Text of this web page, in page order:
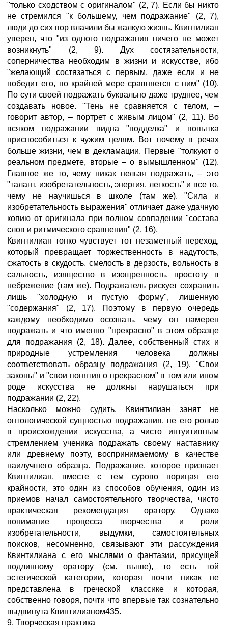
"только сходством с оригиналом" (2, 7). Если бы никто
не стремился "к большему, чем подражание" (2, 7),
люди до сих пор влачили бы жалкую жизнь. Квинтилиан
уверен, что "из одного подражания ничего не может
возникнуть" (2, 9). Дух состязательности,
соперничества необходим в жизни и искусстве, ибо
"желающий состязаться с первым, даже если и не
победит его, по крайней мере сравняется с ним" (10).
По сути своей подражать буквально даже труднее, чем
создавать новое. "Тень не сравняется с телом, –
говорит автор, – портрет с живым лицом" (2, 11). Во
всяком подражании видна "подделка" и попытка
приспособиться к чужим целям. Вот почему в речах
больше жизни, чем в декламации. Первые "толкуют о
реальном предмете, вторые – о вымышленном" (12).
Главное же то, чему никак нельзя подражать, – это
"талант, изобретательность, энергия, легкость" и все то,
чему не научишься в школе (там же). "Сила и
изобретательность выражения" отличает даже удачную
копию от оригинала при полном совпадении "состава
слов и ритмического сравнения" (2, 16).
Квинтилиан тонко чувствует тот незаметный переход,
который превращает торжественность в надутость,
сжатость в скудость, смелость в дерзость, вольность в
сальность, изящество в изощренность, простоту в
небрежение (там же). Подражатель рискует сохранить
лишь "холодную и пустую форму", лишенную
"содержания" (2, 17). Поэтому в первую очередь
каждому необходимо осознать, чему он намерен
подражать и что именно "прекрасно" в этом образце
для подражания (2, 18). Далее, собственный стих и
природные устремления человека должны
соответствовать образцу подражания (2, 19). "Свои
законы" и "свои понятия о прекрасном" в том или ином
роде искусства не должны нарушаться при
подражании (2, 22).
Насколько можно судить, Квинтилиан занят не
онтологической сущностью подражания, не его ролью
в происхождении искусства, а чисто интуитивным
стремлением ученика подражать своему наставнику
или древнему поэту, воспринимаемому в качестве
наилучшего образца. Подражание, которое признает
Квинтилиан, вместе с тем сурово порицая его
крайности, это один из способов обучения, один из
приемов начал самостоятельного творчества, чисто
практическая рекомендация оратору. Однако
понимание процесса творчества и роли
изобретательности, выдумки, самостоятельных
поисков, несомненно, связывают эти рассуждения
Квинтилиана с его мыслями о фантазии, присущей
подлинному оратору (см. выше), то есть той
эстетической категории, которая почти никак не
представлена в греческой классике и которая,
собственно говоря, почти что впервые так сознательно
выдвинута Квинтилианом435.
9. Творческая практика